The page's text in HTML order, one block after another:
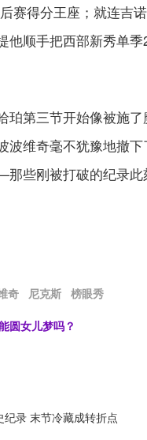
赛得分王座；就连吉
顺手把西部新秀单
第三节开始像被施了
维奇毫不犹豫地撤
些刚被打破的纪录此
奇 尼克斯 榜眼秀
圆女儿梦吗？
录 末节冷藏成转折点